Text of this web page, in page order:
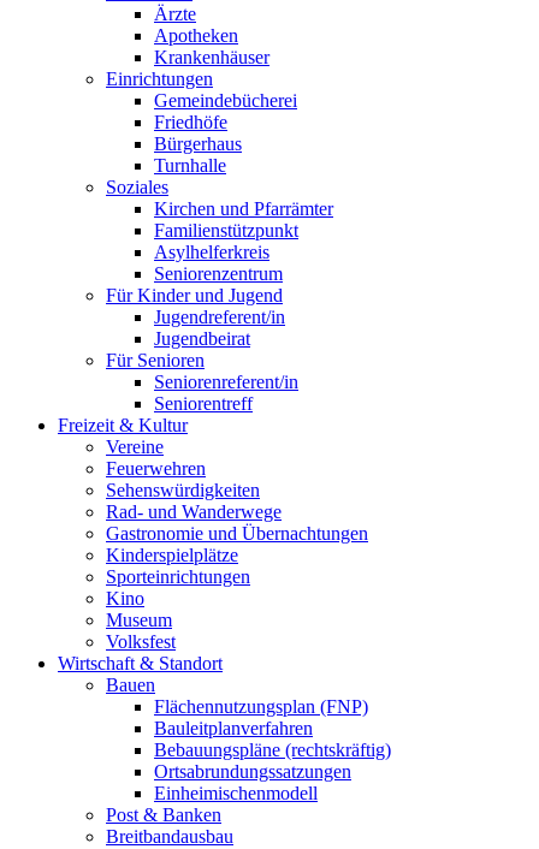
Ärzte
Apotheken
Krankenhäuser
Einrichtungen
Gemeindebücherei
Friedhöfe
Bürgerhaus
Turnhalle
Soziales
Kirchen und Pfarrämter
Familienstützpunkt
Asylhelferkreis
Seniorenzentrum
Für Kinder und Jugend
Jugendreferent/in
Jugendbeirat
Für Senioren
Seniorenreferent/in
Seniorentreff
Freizeit & Kultur
Vereine
Feuerwehren
Sehenswürdigkeiten
Rad- und Wanderwege
Gastronomie und Übernachtungen
Kinderspielplätze
Sporteinrichtungen
Kino
Museum
Volksfest
Wirtschaft & Standort
Bauen
Flächennutzungsplan (FNP)
Bauleitplanverfahren
Bebauungspläne (rechtskräftig)
Ortsabrundungssatzungen
Einheimischenmodell
Post & Banken
Breitbandausbau